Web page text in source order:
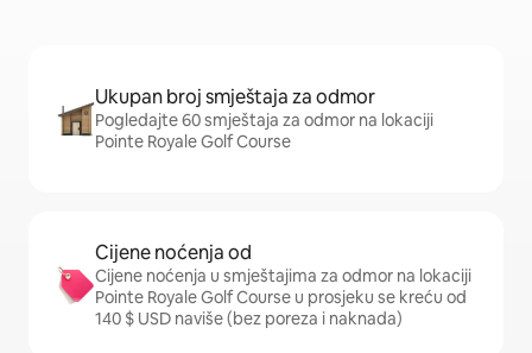
Ukupan broj smještaja za odmor
Pogledajte 60 smještaja za odmor na lokaciji
Pointe Royale Golf Course
Cijene noćenja od
Cijene noćenja u smještajima za odmor na lokaciji
Pointe Royale Golf Course u prosjeku se kreću od
140 $ USD naviše (bez poreza i naknada)